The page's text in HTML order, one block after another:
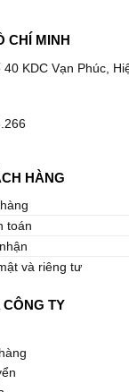
CHÍ MINH
KDC Vạn Phúc,
HÀNG
toán
và riêng tư
TY